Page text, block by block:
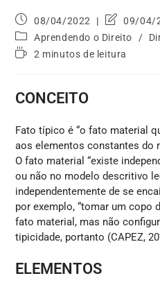
08/04/2022
09/04/
Aprendendo o Direito
/
2 minutos de leitura
CONCEITO
Fato típico é “o fato material
aos elementos constantes do
O fato material “existe
ou não no modelo descritivo
independentemente de se
por exemplo, “tomar um copo
fato material, mas não
tipicidade, portanto (CAPEZ,
ELEMENTOS